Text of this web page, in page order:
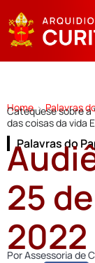
Home > Palavras
Catequese sobre a
das coisas da vida
Palavras do
25
2022
PorAssessoria de